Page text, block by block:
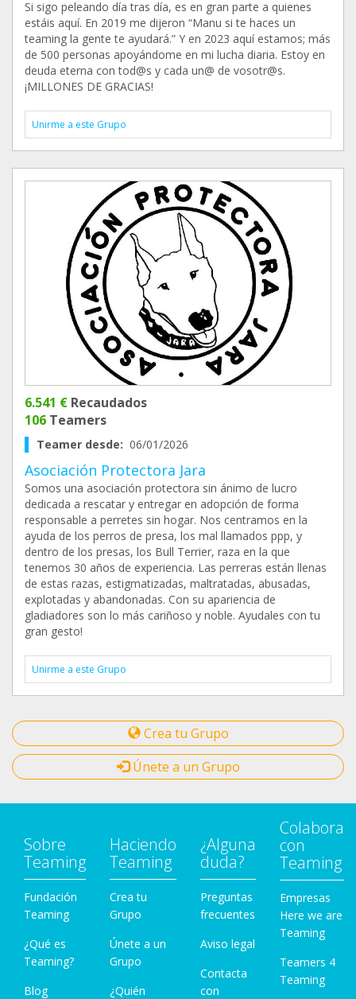
Si sigo peleando día tras día, es en gran parte a quienes
estáis aquí. En 2019 me dijeron “Manu si te haces un
teaming la gente te ayudará.” Y en 2023 aquí estamos; más
de 500 personas apoyándome en mi lucha diaria. Estoy en
deuda eterna con tod@s y cada un@ de vosotr@s.
¡MILLONES DE GRACIAS!
Unirme a este Grupo
6.541 € Recaudados
106 Teamers
Teamer desde: 06/01/2026
Asociación Protectora Jara
Somos una asociación protectora sin ánimo de lucro
dedicada a rescatar y entregar en adopción de forma
responsable a perretes sin hogar. Nos centramos en la
ayuda de los perros de presa, los mal llamados ppp, y
dentro de los presas, los Bull Terrier, raza en la que
tenemos 30 años de experiencia. Las perreras están llenas
de estas razas, estigmatizadas, maltratadas, abusadas,
explotadas y abandonadas. Con su apariencia de
gladiadores son lo más cariñoso y noble. Ayudales con tu
gran gesto!
Unirme a este Grupo
Crea tu Grupo
Únete a un Grupo
Sobre
Teaming
Fundación
Teaming
¿Qué es
Teaming?
Blog
Haciendo
Teaming
Crea tu
Grupo
Únete a un
Grupo
¿Quién
¿Alguna
duda?
Preguntas
frecuentes
Aviso legal
Contacta
con
Colabora
con
Teaming
Empresas
Here we are
Teaming
Teamers 4
Teaming